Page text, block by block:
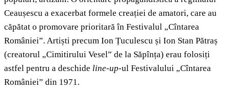
Ceaușescu a exacerbat formele creației de amatori, care au
căpătat o promovare prioritară în Festivalul „Cîntarea
României”. Artiști precum Ion Țuculescu și Ion Stan Pătraș
(creatorul „Cimitirului Vesel” de la Săpînța) erau folosiți
astfel pentru a deschide line-up-ul Festivalului „Cîntarea
României” din 1971.